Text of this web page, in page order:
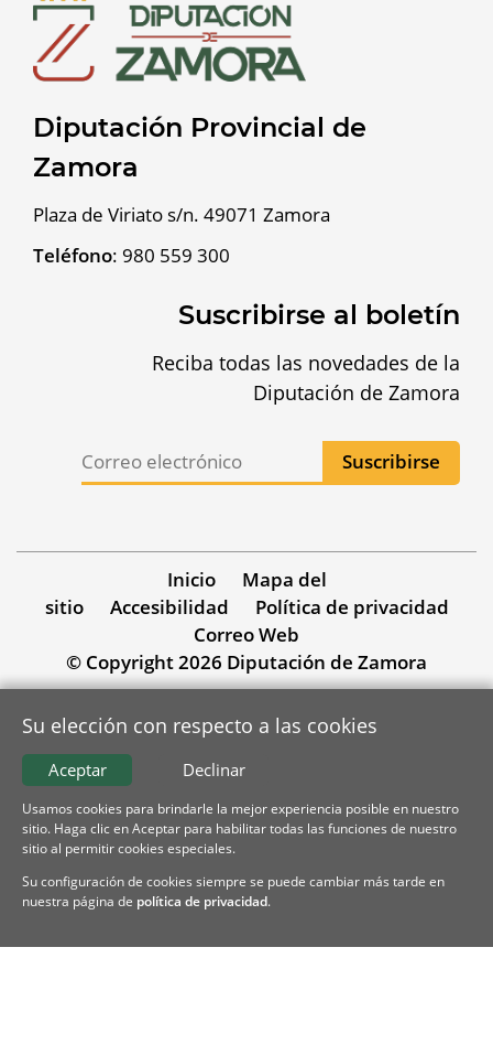
Diputación Provincial de
Zamora
Plaza de Viriato s/n. 49071 Zamora
Teléfono: 980 559 300
Suscribirse al boletín
Reciba todas las novedades de la
Diputación de Zamora
Inicio
Mapa del
sitio
Accesibilidad
Política de privacidad
Correo Web
© Copyright 2026 Diputación de Zamora
Su elección con respecto a las cookies
Declinar
Aceptar
Usamos cookies para brindarle la mejor experiencia posible en nuestro
sitio. Haga clic en Aceptar para habilitar todas las funciones de nuestro
sitio al permitir cookies especiales.
Su configuración de cookies siempre se puede cambiar más tarde en
nuestra página de política de privacidad.